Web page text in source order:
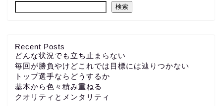
検索
Recent Posts
どんな状況でも立ち止まらない
毎回が勝負やけどこれでは目標には辿りつかない
トップ選手ならどうするか
基本から色々積み重ねる
クオリティとメンタリティ